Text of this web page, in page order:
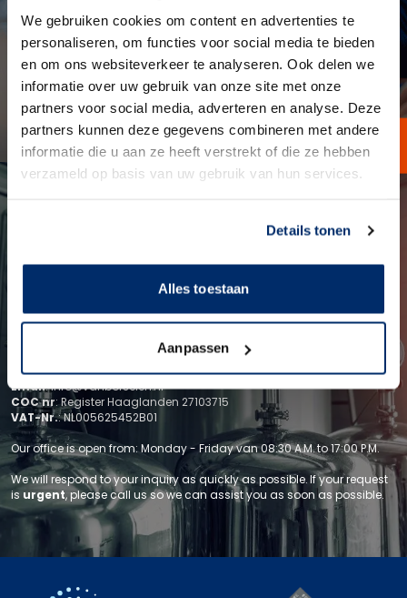
We gebruiken cookies om content en advertenties te
personaliseren, om functies voor social media te bieden
en om ons websiteverkeer te analyseren. Ook delen we
informatie over uw gebruik van onze site met onze
partners voor social media, adverteren en analyse. Deze
partners kunnen deze gegevens combineren met andere
informatie die u aan ze heeft verstrekt of die ze hebben
verzameld op basis van uw gebruik van hun services.
Details tonen
Alles toestaan
Aanpassen
Ik ga akkoord met dealgemene voorwaarden*
Get in touch
If you would like to receive any additional or specific information
about our product range, or if you would like one of our account
managers to visit you, please do not hesitate to contact us.
Visiting address: Argonstraat 66, 2718 SN, Zoetermeer
Email:info@vanborselen.nl
COC nr: Register Haaglanden 27103715
VAT-Nr.: NL005625452B01
Our office is open from: Monday - Friday van 08:30 A.M. to 17:00 P.M.
We will respond to your inquiry as quickly as possible. If your request
is urgent, please call us so we can assist you as soon as possible.